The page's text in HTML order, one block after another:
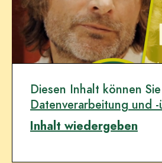
Diesen Inhalt können
Datenverarbeitung und
Inhalt wiedergeben